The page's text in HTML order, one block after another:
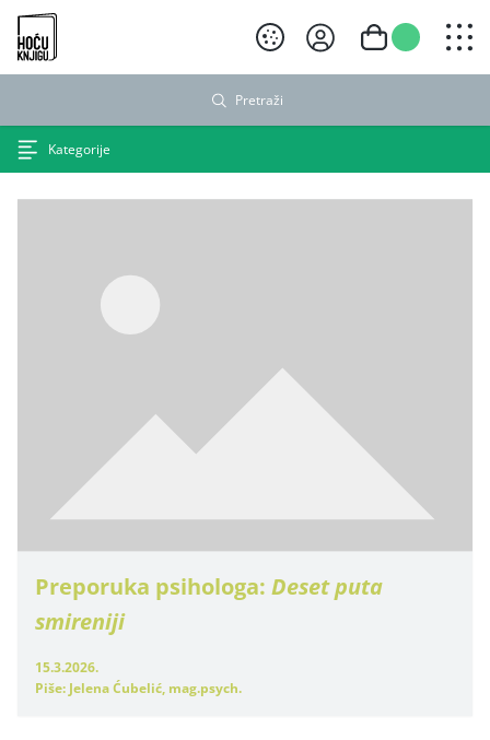
Hoću knjigu crni logo
Pretraži
Kategorije
Preporuka psihologa: Deset puta
smireniji
15.3.2026.
Piše: Jelena Ćubelić, mag.psych.